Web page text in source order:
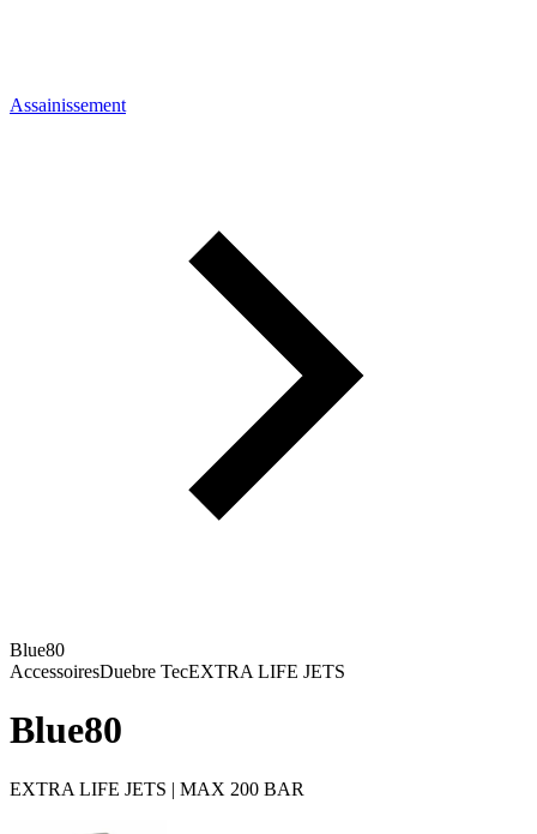
Assainissement
Blue80
AccessoiresDuebre TecEXTRA LIFE JETS
Blue80
EXTRA LIFE JETS | MAX 200 BAR